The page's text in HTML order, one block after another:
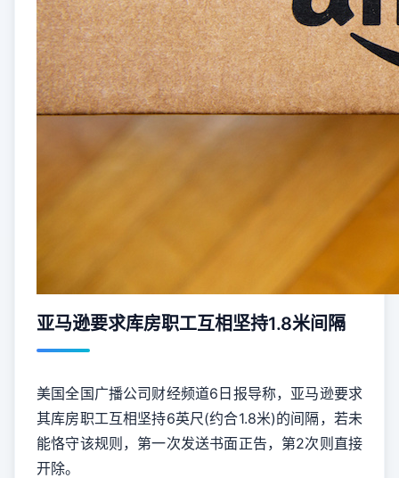
亚马逊要求库房职工互相坚持1.8米间隔
美国全国广播公司财经频道6日报导称， 亚马逊要求
其库房职工互相坚持6英尺(约合1.8米)的间隔，若未
能恪守该规则，第一次发送书面正告，第2次则直接
开除。